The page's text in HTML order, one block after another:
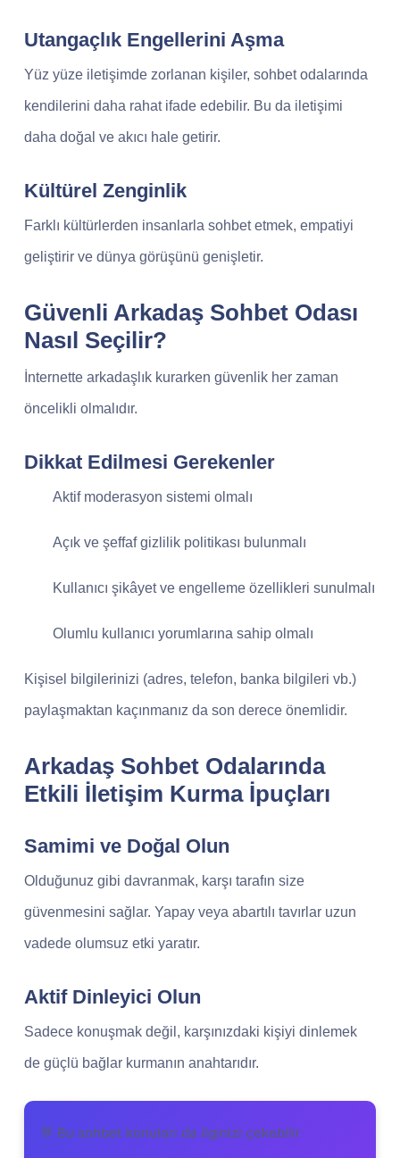
Utangaçlık Engellerini Aşma
Yüz yüze iletişimde zorlanan kişiler, sohbet odalarında
kendilerini daha rahat ifade edebilir. Bu da iletişimi
daha doğal ve akıcı hale getirir.
Kültürel Zenginlik
Farklı kültürlerden insanlarla sohbet etmek, empatiyi
geliştirir ve dünya görüşünü genişletir.
Güvenli Arkadaş Sohbet Odası
Nasıl Seçilir?
İnternette arkadaşlık kurarken güvenlik her zaman
öncelikli olmalıdır.
Dikkat Edilmesi Gerekenler
Aktif moderasyon sistemi olmalı
Açık ve şeffaf gizlilik politikası bulunmalı
Kullanıcı şikâyet ve engelleme özellikleri sunulmalı
Olumlu kullanıcı yorumlarına sahip olmalı
Kişisel bilgilerinizi (adres, telefon, banka bilgileri vb.)
paylaşmaktan kaçınmanız da son derece önemlidir.
Arkadaş Sohbet Odalarında
Etkili İletişim Kurma İpuçları
Samimi ve Doğal Olun
Olduğunuz gibi davranmak, karşı tarafın size
güvenmesini sağlar. Yapay veya abartılı tavırlar uzun
vadede olumsuz etki yaratır.
Aktif Dinleyici Olun
Sadece konuşmak değil, karşınızdaki kişiyi dinlemek
de güçlü bağlar kurmanın anahtarıdır.
💬 Bu sohbet konuları da ilginizi çekebilir